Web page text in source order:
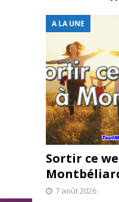
A LA UNE
Sortir ce
7 août 2026